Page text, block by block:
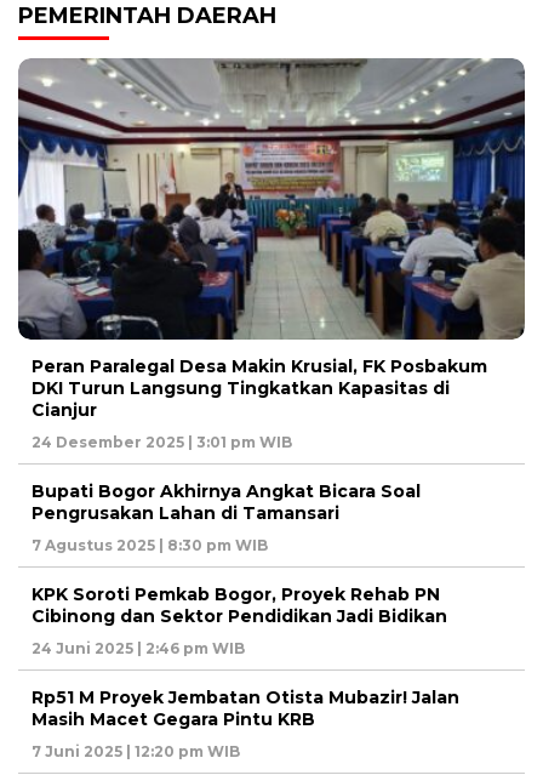
PEMERINTAH DAERAH
Peran Paralegal Desa Makin Krusial, FK Posbakum
DKI Turun Langsung Tingkatkan Kapasitas di
Cianjur
24 Desember 2025 | 3:01 pm WIB
Bupati Bogor Akhirnya Angkat Bicara Soal
Pengrusakan Lahan di Tamansari
7 Agustus 2025 | 8:30 pm WIB
KPK Soroti Pemkab Bogor, Proyek Rehab PN
Cibinong dan Sektor Pendidikan Jadi Bidikan
24 Juni 2025 | 2:46 pm WIB
Rp51 M Proyek Jembatan Otista Mubazir! Jalan
Masih Macet Gegara Pintu KRB
7 Juni 2025 | 12:20 pm WIB